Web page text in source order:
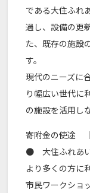
である大住ふれ
過し、設備の更
た、既存の施設
す。
現代のニーズに
り幅広い世代に
の施設を活用し
寄附金の使途
● 大住ふれあ
より多くの方に
市民ワークショ